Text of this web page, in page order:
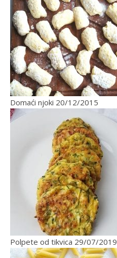
Domaći njoki 20/12/2015
Polpete od tikvica 29/07/2019